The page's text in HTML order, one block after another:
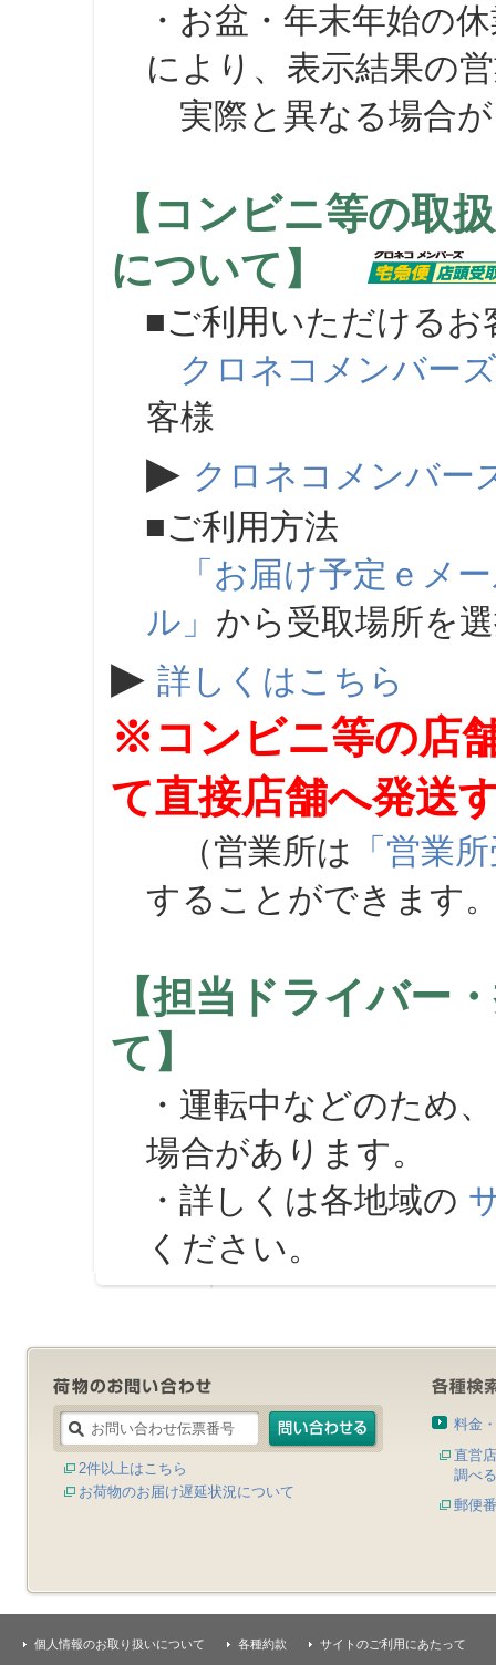
・お盆・年末年始の
により、表示結果の
実際と異なる場合が
【コンビニ等の取
について】
■ご利用いただけるお
クロネコメンバーズ
客様
▶ クロネコメンバー
■ご利用方法
「お届け予定ｅメ
ル」 から受取場所を
▶ 詳しくはこちら
※コンビニ等の店
て直接店舗へ発送
（営業所は 「営業
することができます
【担当ドライバー
て】
・運転中などのため
場合があります。
・詳しくは各地域の
ください。
2件以上はこちら
お荷物のお届け遅延状況について
料金
直営
調べる
郵便
個人情報のお取り扱いについて 各種約款 サイトのご利用にあたって